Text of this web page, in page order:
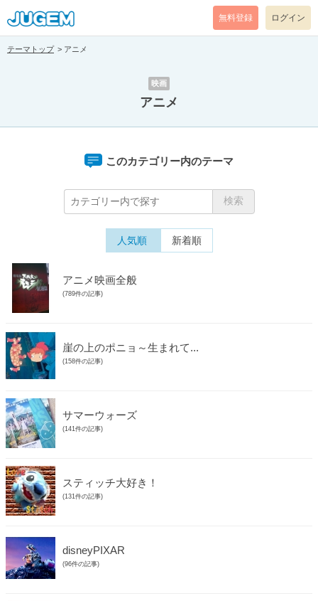
無料登録 ログイン
テーマトップ アニメ
映画
アニメ
このカテゴリー内のテーマ
人気順 新着順
アニメ映画全般
(789件の記事)
崖の上のポニョ～生まれて...
(158件の記事)
サマーウォーズ
(141件の記事)
スティッチ大好き！
(131件の記事)
disneyPIXAR
(96件の記事)